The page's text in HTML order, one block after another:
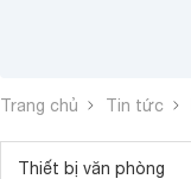
Trang chủ Tin tức
Thiết bị văn phòng